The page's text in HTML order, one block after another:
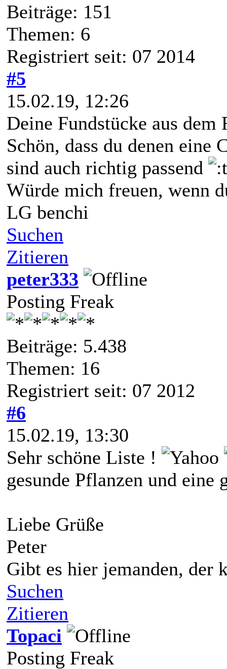
Beiträge: 151
Themen: 6
Registriert seit: 07 2014
#5
15.02.19, 12:26
Deine Fundstücke aus
Schön, dass du denen eine
sind auch richtig passend
Würde mich freuen, wenn
LG benchi
Suchen
Zitieren
peter333
Posting Freak
Beiträge: 5.438
Themen: 16
Registriert seit: 07 2012
#6
15.02.19, 13:30
Sehr schöne Liste !
gesunde Pflanzen und
Liebe Grüße
Peter
Gibt es hier jemanden, der
Suchen
Zitieren
Topaci
Posting Freak